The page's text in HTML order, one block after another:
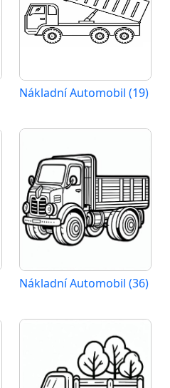
Nákladní Automobil (19)
Nákladní Automobil (36)